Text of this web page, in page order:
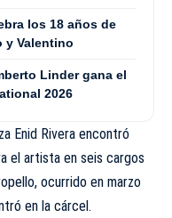
los 18 años de
y Valentino
Linder gana el
2026
Enid Rivera encontró
el artista en seis cargos
ocurrido en marzo
en la cárcel.